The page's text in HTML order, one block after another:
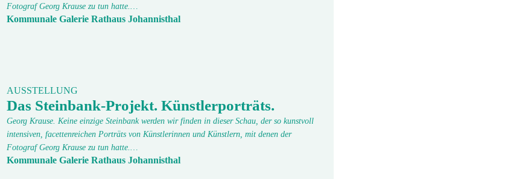
Fotograf Georg Krause zu tun hatte.…
Kommunale Galerie Rathaus Johannisthal
AUSSTELLUNG
Das Steinbank-Projekt. Künstlerporträts.
Georg Krause. Keine einzige Steinbank werden wir finden in dieser Schau, der so kunstvoll
intensiven, facettenreichen Porträts von Künstlerinnen und Künstlern, mit denen der
Fotograf Georg Krause zu tun hatte.…
Kommunale Galerie Rathaus Johannisthal